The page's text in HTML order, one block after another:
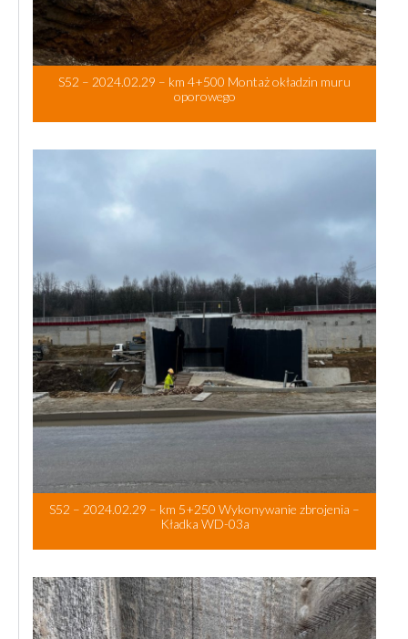
S52 – 2024.02.29 – km 4+500 Montaż okładzin muru
oporowego
S52 – 2024.02.29 – km 5+250 Wykonywanie zbrojenia –
Kładka WD-03a